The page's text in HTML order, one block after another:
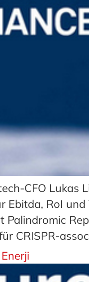
CFO Lukas
Ebitda, RoI
Palindromic
CRISPR-